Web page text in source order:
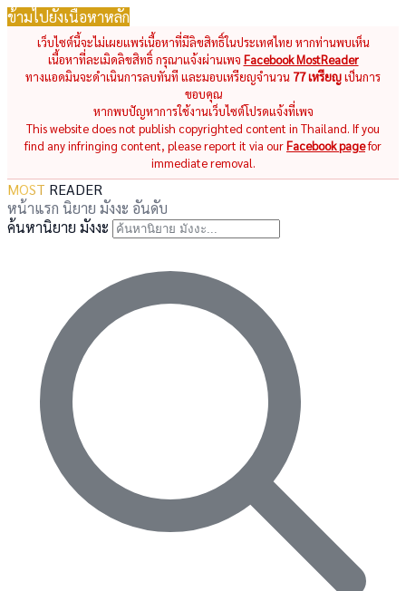
ข้ามไปยังเนื้อหาหลัก
เว็บไซต์นี้จะไม่เผยแพร่เนื้อหาที่มีลิขสิทธิ์ในประเทศไทย หากท่านพบเห็น
เนื้อหาที่ละเมิดลิขสิทธิ์ กรุณาแจ้งผ่านเพจ Facebook MostReader
ทางแอดมินจะดำเนินการลบทันที และมอบเหรียญจำนวน 77 เหรียญเป็นการ
ขอบคุณ
หากพบปัญหาการใช้งานเว็บไซต์โปรดแจ้งที่เพจ
This website does not publish copyrighted content in Thailand. If you
find any infringing content, please report it via ourFacebook pagefor
immediate removal.
MOST READER
หน้าแรก นิยาย มังงะ อันดับ
ค้นหานิยาย มังงะ